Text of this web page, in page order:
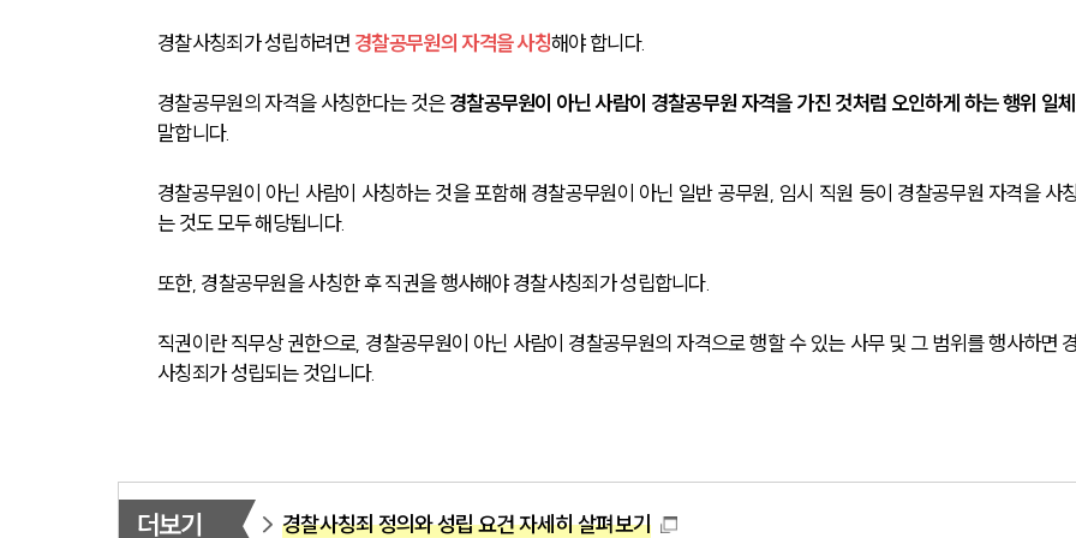
경찰사칭죄가 성립하려면 경찰공무원의 자격을 사칭해야 합니다.
경찰공무원의 자격을 사칭한다는 것은 경찰공무원이 아닌 사람이 경찰공무원 자격을 가진 것처럼 오인하게 하는 행위 일체
말합니다.
경찰공무원이 아닌 사람이 사칭하는 것을 포함해 경찰공무원이 아닌 일반 공무원, 임시 직원 등이 경찰공무원 자격을 사
는 것도 모두 해당됩니다.
또한, 경찰공무원을 사칭한 후 직권을 행사해야 경찰사칭죄가 성립합니다.
직권이란 직무상 권한으로, 경찰공무원이 아닌 사람이 경찰공무원의 자격으로 행할 수 있는 사무 및 그 범위를 행사하면
사칭죄가 성립되는 것입니다.
더보기 경찰사칭죄 정의와 성립 요건 자세히 살펴보기